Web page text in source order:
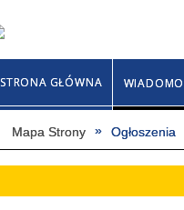
STRONA GŁÓWNA
Mapa Strony Ogłoszenia